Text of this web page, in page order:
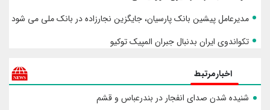
مدیرعامل پیشین بانک پارسیان، جایگزین نجارزاده در بانک ملی می شود
تکواندوی ایران بدنبال جبران المپیک توکیو
اخبارمرتبط
شنیده شدن صدای انفجار در بندرعباس و قشم